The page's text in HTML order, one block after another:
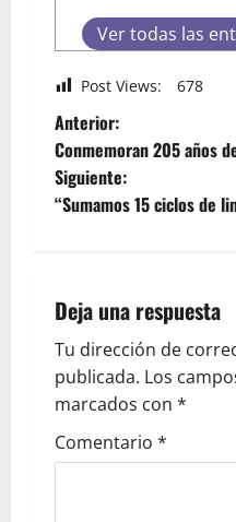
Ver todas las
Post Views: 678
Anterior:
Conmemoran 205 años
Siguiente:
“Sumamos 15 ciclos de
Deja una respuesta
Tu dirección de
publicada. Los
marcados con *
Comentario *